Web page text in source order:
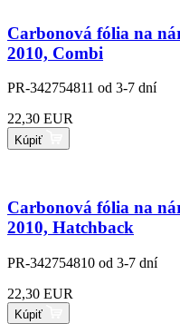
Carbonová fólia na
2010, Combi
PR-342754811 od 3-7 dní
22,30 EUR
Kúpiť
Carbonová fólia na
2010, Hatchback
PR-342754810 od 3-7 dní
22,30 EUR
Kúpiť